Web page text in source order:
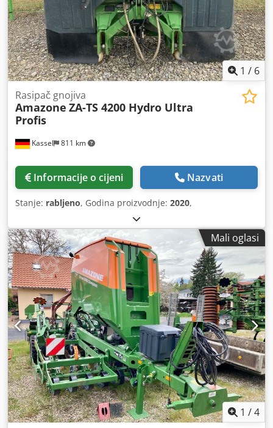
1 / 6
Kassel 811 km
Rasipač gnojiva
Amazone ZA-TS 4200 Hydro Ultra
Profis
Informacije o cijeni Nazvati
Stanje: rabljeno, Godina proizvodnje: 2020,
Mali oglasi
1 /4